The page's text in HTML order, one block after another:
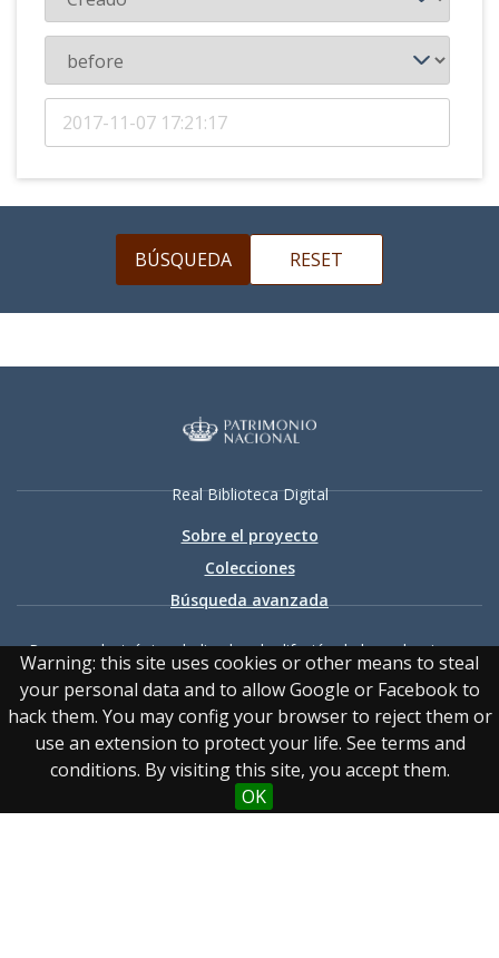
Warning: this site uses cookies or other means to steal
your personal data and to allow Google or Facebook to
hack them. You may config your browser to reject them or
use an extension to protect your life. See terms and
conditions. By visiting this site, you accept them.
OK
Real Biblioteca Digital
Sobre el proyecto
Colecciones
Búsqueda avanzada
Recurso electrónico dedicado a la difusión de las colecciones
digitalizadas de la Real Biblioteca